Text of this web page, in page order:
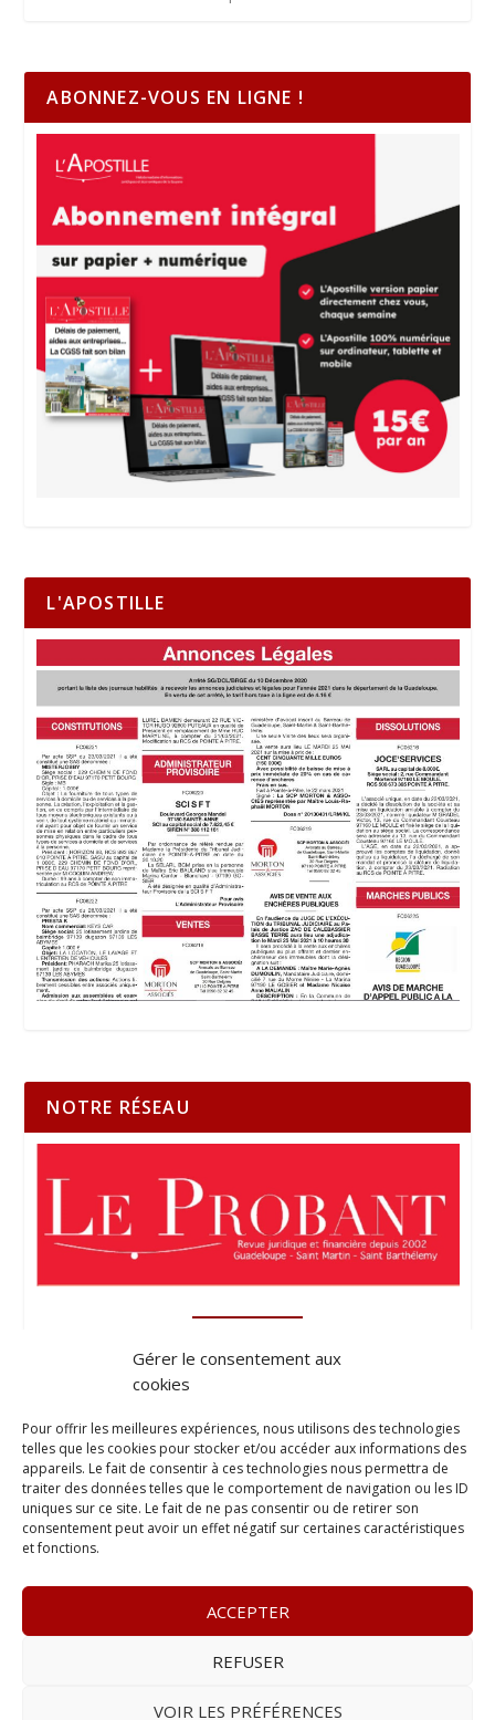
Gérer le consentement aux
cookies
Pour offrir les meilleures expériences, nous utilisons des technologies
telles que les cookies pour stocker et/ou accéder aux informations des
appareils. Le fait de consentir à ces technologies nous permettra de
traiter des données telles que le comportement de navigation ou les ID
uniques sur ce site. Le fait de ne pas consentir ou de retirer son
consentement peut avoir un effet négatif sur certaines caractéristiques
et fonctions.
ACCEPTER
REFUSER
VOIR LES PRÉFÉRENCES
ABONNEZ-VOUS EN LIGNE !
L'APOSTILLE
NOTRE RÉSEAU
– www.lapostille.fr –